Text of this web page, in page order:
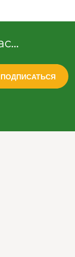
ПОДПИСАТЬСЯ